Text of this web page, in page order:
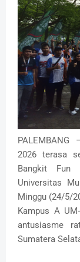
PALEMBANG
2026 terasa
Bangkit Fun
Universitas
Minggu (24/5/
Kampus A
antusiasme
Sumatera